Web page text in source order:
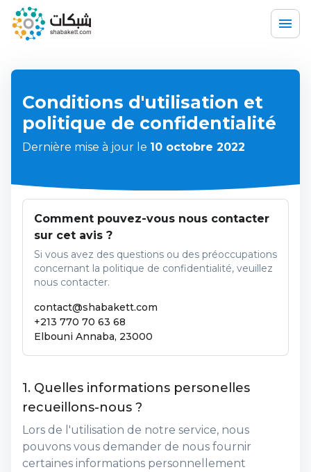
Conditions d'utilisation et
politique de confidentialité
Dernière mise à jour le 10 octobre 2022
1. Quelles informations personelles
recueillons-nous ?
Lors de l'utilisation de notre service, nous
pouvons vous demander de nous fournir
certaines informations personnellement
Comment pouvez-vous nous contacter
sur cet avis ?
Si vous avez des questions ou des préoccupations
concernant la politique de confidentialité, veuillez
nous contacter.
contact@shabakett.com
+213 770 70 63 68
Elbouni Annaba, 23000